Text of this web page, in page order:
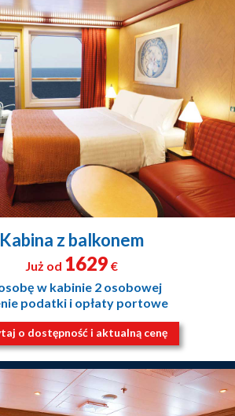
Kabina z balkonem
Już od 1629 €
w kabinie 2 osobowej
podatki i opłaty portowe
o dostępność i aktualną cenę